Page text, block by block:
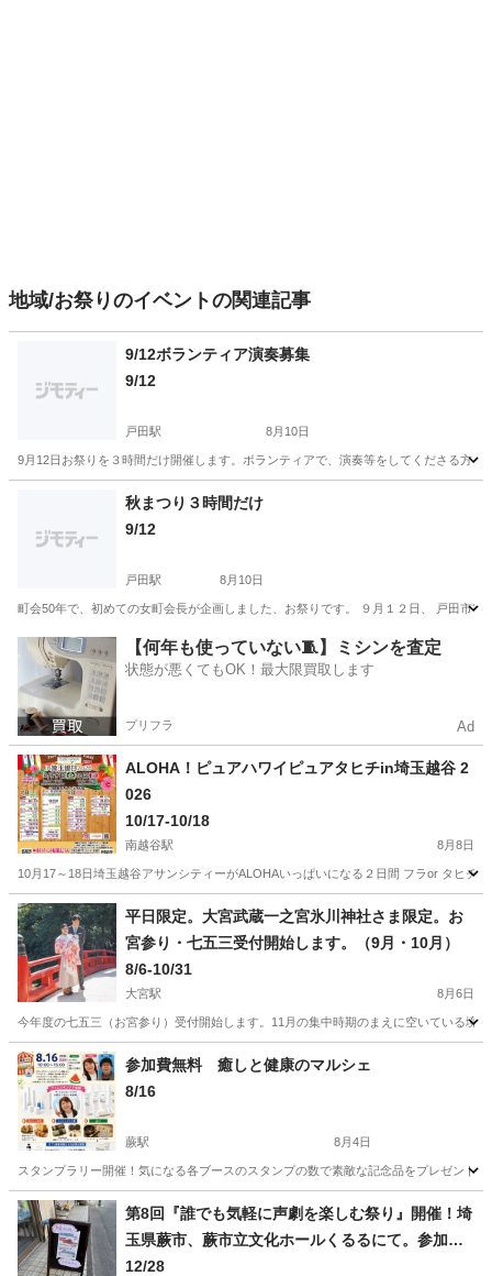
地域/お祭りのイベントの関連記事
9/12ボランティア演奏募集
9/12
戸田駅 8月10日
9月12日お祭りを３時間だけ開催します。ボランティアで、演奏等をしてくださる方
戸田駅 地域/お祭り
秋まつり３時間だけ
9/12
戸田駅 8月10日
町会50年で、初めての女町会長が企画しました、お祭りです。 ９月１２日、 戸田市
埼玉 戸田市 戸田駅 地域/お祭り 盆踊り
【何年も使っていない🧵】ミシンを査定
状態が悪くてもOK！最大限買取します
プリフラ Ad
ALOHA！ピュアハワイピュアタヒチin埼玉越谷 2
026
10/17-10/18
南越谷駅 8月8日
10月17～18日埼玉越谷アサンシティーがALOHAいっぱいになる２日間 フラor タヒ
埼玉 越谷市 南越谷駅 地域/お祭り ファミリー
平日限定。大宮武蔵一之宮氷川神社さま限定。お
宮参り・七五三受付開始します。（9月・10月）
8/6-10/31
大宮駅 8月6日
今年度の七五三（お宮参り）受付開始します。11月の集中時期のまえに空いている
埼玉 さいたま市 大宮駅 地域/お祭り
参加費無料 癒しと健康のマルシェ
8/16
蕨駅 8月4日
スタンプラリー開催！気になる各ブースのスタンプの数で素敵な記念品をプレゼント
埼玉 川口市 蕨駅 地域/お祭り マルシェ
第8回『誰でも気軽に声劇を楽しむ祭り』開催！埼
玉県蕨市、蕨市立文化ホールくるるにて。参加
者、出演者、観覧、大募集！！！
12/28